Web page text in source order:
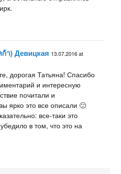
า) Девицкая 13.07.2016 at
дорогая Татьяна! Спасибо
и интересную
почитали и
ярко это все описали 🙂
все-таки это
в том, что это на